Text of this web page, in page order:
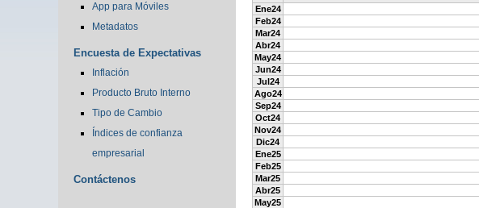
App para Móviles
Metadatos
Encuesta de Expectativas
Inflación
Producto Bruto Interno
Tipo de Cambio
Índices de confianza
empresarial
Contáctenos
Ene24
Feb24
Mar24
Abr24
May24
Jun24
Jul24
Ago24
Sep24
Oct24
Nov24
Dic24
Ene25
Feb25
Mar25
Abr25
May25